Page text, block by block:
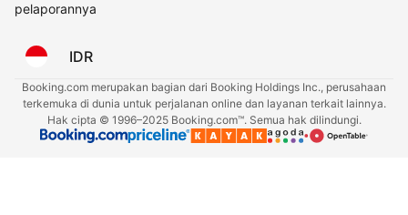
pelaporannya
IDR
Booking.com merupakan bagian dari Booking Holdings Inc., perusahaan
terkemuka di dunia untuk perjalanan online dan layanan terkait lainnya.
Hak cipta © 1996–2025 Booking.com™. Semua hak dilindungi.